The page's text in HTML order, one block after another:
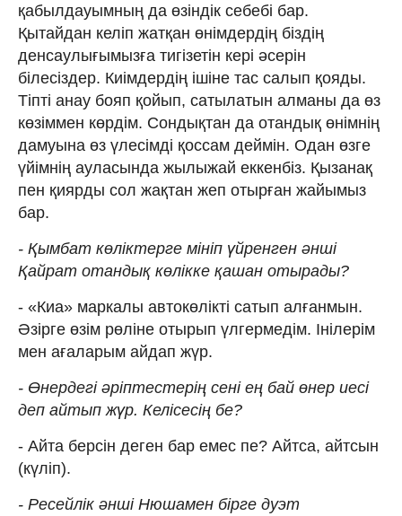
қабылдауымның да өзіндік себебі бар.
Қытайдан келіп жатқан өнімдердің біздің
денсаулығымызға тигізетін кері әсерін
білесіздер. Киімдердің ішіне тас салып қояды.
Тіпті анау бояп қойып, сатылатын алманы да өз
көзіммен көрдім. Сондықтан да отандық өнімнің
дамуына өз үлесімді қоссам деймін. Одан өзге
үйімнің ауласында жылыжай еккенбіз. Қызанақ
пен қиярды сол жақтан жеп отырған жайымыз
бар.
- Қымбат көліктерге мініп үйренген әнші
Қайрат отандық көлікке қашан отырады?
- «Киа» маркалы автокөлікті сатып алғанмын.
Әзірге өзім рөліне отырып үлгермедім. Інілерім
мен ағаларым айдап жүр.
- Өнердегі әріптестерің сені ең бай өнер иесі
деп айтып жүр. Келісесің бе?
- Айта берсін деген бар емес пе? Айтса, айтсын
(күліп).
- Ресейлік әнші Нюшамен бірге дуэт